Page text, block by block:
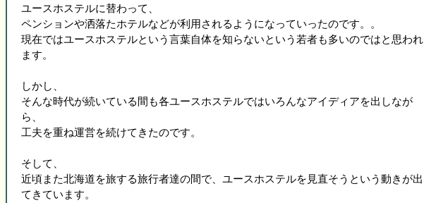
ユースホステルに替わって、
ペンションや洒落たホテルなどが利用されるようになっていったのです。。
現在ではユースホステルという言葉自体を知らないという若者も多いのではと思われ
ます。
しかし、
そんな時代が続いている間も各ユースホステルではいろんなアイディアを出しなが
ら、
工夫を重ね運営を続けてきたのです。
そして、
近頃また北海道を旅する旅行者達の間で、ユースホステルを見直そうという動きが出
てきています。